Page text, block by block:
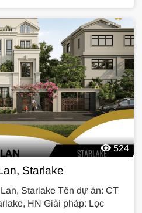
524
Starlake
Starlake Tên dự án: CT
HN Giải pháp: Lọc